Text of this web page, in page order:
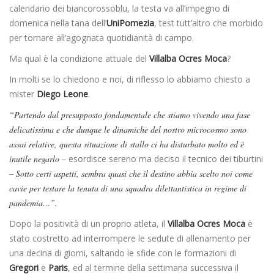
calendario dei biancorossoblu, la testa va all’impegno di
domenica nella tana dell’UniPomezia, test tutt’altro che morbido
per tornare all’agognata quotidianità di campo.
Ma qual è la condizione attuale del Villalba Ocres Moca?
In molti se lo chiedono e noi, di riflesso lo abbiamo chiesto a
mister Diego Leone.
“Partendo dal presupposto fondamentale che stiamo vivendo una fase
delicatissima e che dunque le dinamiche del nostro microcosmo sono
assai relative, questa situazione di stallo ci ha disturbato molto ed è
inutile negarlo – esordisce sereno ma deciso il tecnico dei tiburtini
– Sotto certi aspetti, sembra quasi che il destino abbia scelto noi come
cavie per testare la tenuta di una squadra dilettantistica in regime di
pandemia…”.
Dopo la positività di un proprio atleta, il Villalba Ocres Moca è
stato costretto ad interrompere le sedute di allenamento per
una decina di giorni, saltando le sfide con le formazioni di
Gregori e Paris, ed al termine della settimana successiva il